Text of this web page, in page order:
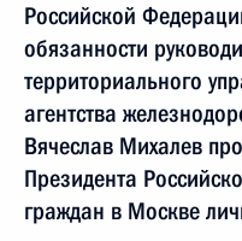
Российской
обязанности
территориального
агентства
Вячеслав Михалев
Президента
граждан в Москве